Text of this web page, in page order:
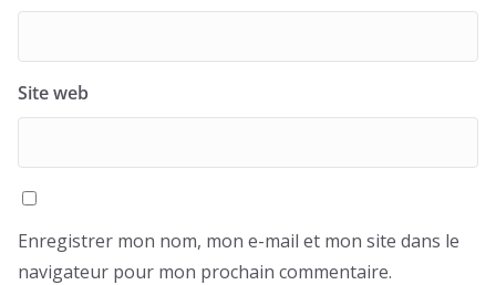
Site web
Enregistrer mon nom, mon e-mail et mon site dans le
navigateur pour mon prochain commentaire.